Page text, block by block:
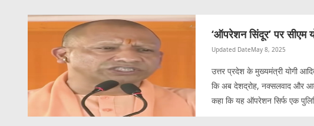
‘ऑपरेशन सिंदूर’ पर
Updated DateMay 8, 2025
उत्तर प्रदेश के मुख्यमंत्री योगी
कि अब देशद्रोह, नक्सलवाद और
कहा कि यह ऑपरेशन सिर्फ एक